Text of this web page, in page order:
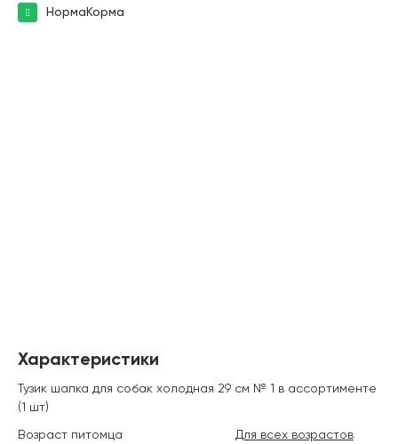
НормаКорма
Характеристики
Тузик шапка для собак холодная 29 см № 1 в ассортименте
(1 шт)
Возраст питомца
Для всех возрастов